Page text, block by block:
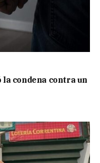
condena contra un